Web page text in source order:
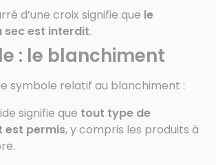
d’une croix signifie que le
sec est interdit.
: le blanchiment
symbole relatif au blanchiment :
signifie que tout type de
est permis, y compris les produits à